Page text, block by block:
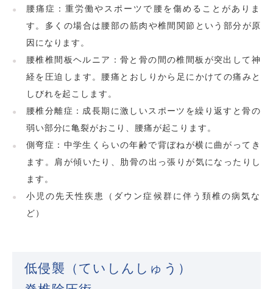
腰痛症：重労働やスポーツで腰を傷めることがありま
す。多くの場合は腰部の筋肉や椎間関節という部分が原
因になります。
腰椎椎間板ヘルニア：骨と骨の間の椎間板が突出して神
経を圧迫します。腰痛とおしりから足にかけての痛みと
しびれを起こします。
腰椎分離症：成長期に激しいスポーツを繰り返すと骨の
弱い部分に亀裂がおこり、腰痛が起こります。
側弯症：中学生くらいの年齢で背ぼねが横に曲がってき
ます。肩が傾いたり、肋骨の出っ張りが気になったりし
ます。
小児の先天性疾患（ダウン症候群に伴う頚椎の病気な
ど）
低侵襲（ていしんしゅう）